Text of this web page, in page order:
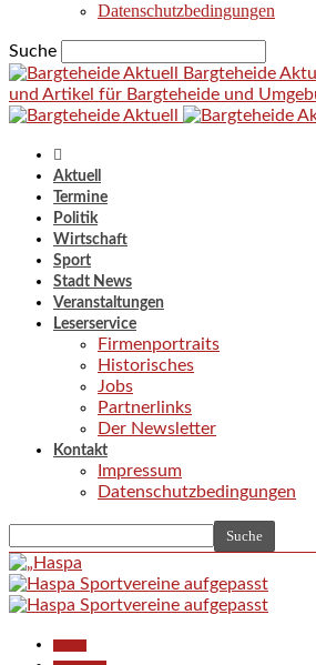
Datenschutzbedingungen
Suche
Bargteheide
und Artikel für Bargteheide und
Aktuell
Termine
Politik
Wirtschaft
Sport
Stadt News
Veranstaltungen
Leserservice
Firmenportraits
Historisches
Jobs
Partnerlinks
Der Newsletter
Kontakt
Impressum
Datenschutzbedingungen